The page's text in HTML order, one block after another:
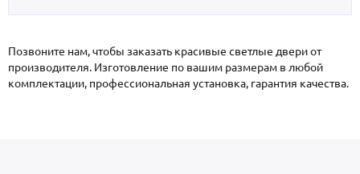
Позвоните нам, чтобы заказать красивые светлые двери от
производителя. Изготовление по вашим размерам в любой
комплектации, профессиональная установка, гарантия качества.